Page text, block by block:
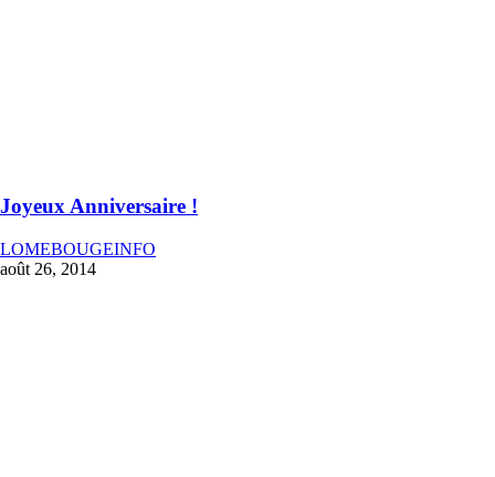
Joyeux Anniversaire !
LOMEBOUGEINFO
août 26, 2014